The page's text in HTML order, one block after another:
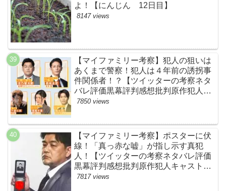
よ！【にんじん 12日目】
8147 views
【マイファミリー考察】犯人の狙いは
あくまで警察！犯人は４年前の誘拐事
件関係者！？【ツイッターの考察ネタ
バレ評価黒幕評判感想批判原作犯人キ
ャスト脚本あらすじ伏線まとめ】
7850 views
【マイファミリー考察】ポスターに伏
線！「真っ赤な嘘」が指し示す真犯
人！【ツイッターの考察ネタバレ評価
黒幕評判感想批判原作犯人キャスト脚
本あらすじ伏線まとめ・吉乃栄太郎】
7817 views